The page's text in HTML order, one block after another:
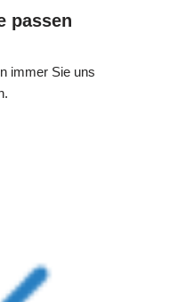
passen
immer Sie uns